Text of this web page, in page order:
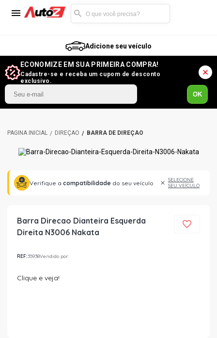
Adicione seu veículo
ECONOMIZE EM SUA PRIMEIRA COMPRA!
Cadastre-se e receba um cupom de desconto
exclusivo.
OK
DIREÇÃO BARRA DE DIREÇÃO
Verifique a compatibilidade do seu veículo
SELECIONE
SEU VEÍCULO
Barra Direcao Dianteira Esquerda
Direita N3006 Nakata
REF:35938Vendido por:
Clique e veja!